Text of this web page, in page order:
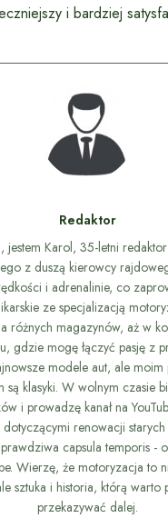
i bardziej
Redaktor
jestem Karol, 35-letni
z duszą kierowcy
i adrenalinie, co
ze specjalizacją
różnych magazynów, aż w
gdzie mogę łączyć pasję z
modele aut, ale
są klasyki. W wolnym czasie
i prowadzę kanał na
renowacji
capsula temporis -
Wierzę, że motoryzacja to
sztuka i historia, którą warto
przekazywać dalej.